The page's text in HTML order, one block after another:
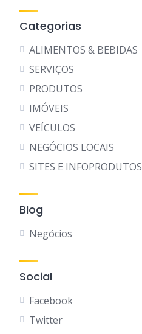
Categorias
ALIMENTOS & BEBIDAS
SERVIÇOS
PRODUTOS
IMÓVEIS
VEÍCULOS
NEGÓCIOS LOCAIS
SITES E INFOPRODUTOS
Blog
Negócios
Social
Facebook
Twitter